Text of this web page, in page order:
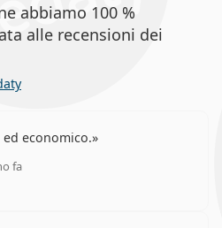
abbiamo 100 %
alle recensioni dei
economico.
fa